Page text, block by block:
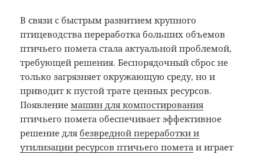
В связи с быстрым развитием крупного
птицеводства переработка больших объемов
птичьего помета стала актуальной проблемой,
требующей решения. Беспорядочный сброс не
только загрязняет окружающую среду, но и
приводит к пустой трате ценных ресурсов.
Появлениемашин для компостирования
птичьего помета обеспечивает эффективное
решение длябезвредной переработки и
утилизации ресурсов птичьего помета и играет